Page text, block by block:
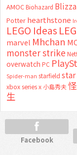
AMOC Biohazard
Potter hearthstone
LEGO Ideas
marvel Mhchan
monster strike
overwatch PC
Spider-man starfield star
xbox series x 小島秀夫
生
Facebook